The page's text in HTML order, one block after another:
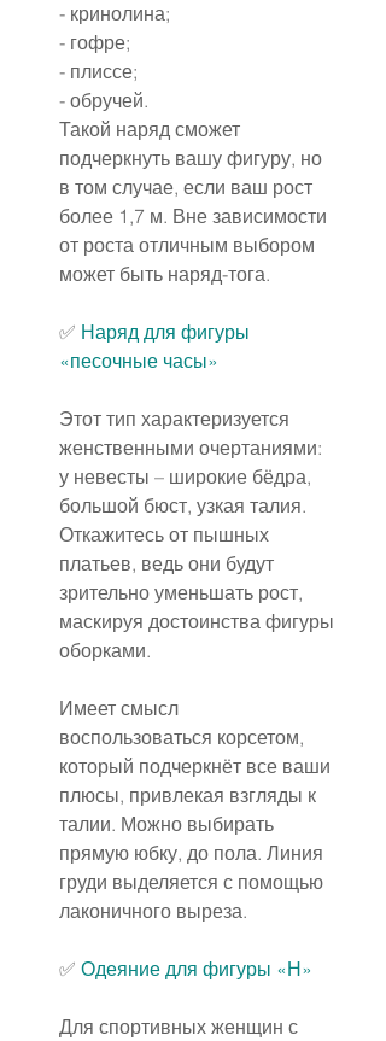
- кринолина;
- гофре;
- плиссе;
- обручей.
Такой наряд сможет
подчеркнуть вашу фигуру, но
в том случае, если ваш рост
более 1,7 м. Вне зависимости
от роста отличным выбором
может быть наряд-тога.
✅️ Наряд для фигуры
«песочные часы»
Этот тип характеризуется
женственными очертаниями:
у невесты – широкие бёдра,
большой бюст, узкая талия.
Откажитесь от пышных
платьев, ведь они будут
зрительно уменьшать рост,
маскируя достоинства фигуры
оборками.
Имеет смысл
воспользоваться корсетом,
который подчеркнёт все ваши
плюсы, привлекая взгляды к
талии. Можно выбирать
прямую юбку, до пола. Линия
груди выделяется с помощью
лаконичного выреза.
✅️ Одеяние для фигуры «Н»
Для спортивных женщин с